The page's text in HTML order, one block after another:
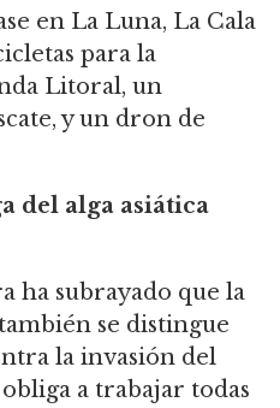
en La Luna, La Cala
para la
Litoral, un
y un dron de
del alga asiática
ha subrayado que la
se distingue
la invasión del
a trabajar todas